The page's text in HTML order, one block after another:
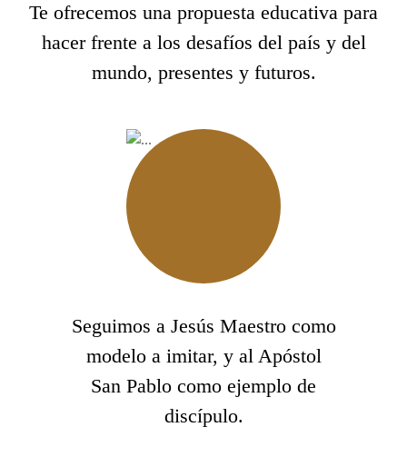
Te ofrecemos una propuesta educativa para
hacer frente a los desafíos del país y del
mundo, presentes y futuros.
Seguimos a Jesús Maestro como
modelo a imitar, y al Apóstol
San Pablo como ejemplo de
discípulo.